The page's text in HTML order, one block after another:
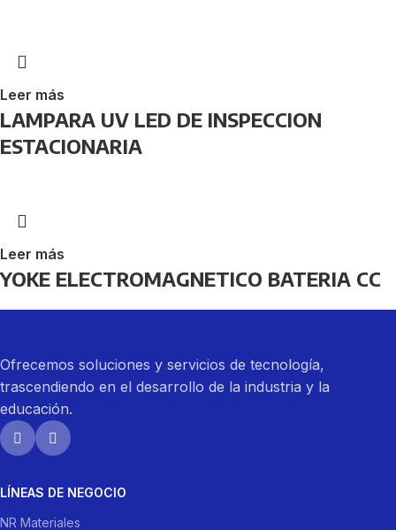
Leer más
LAMPARA UV LED DE INSPECCION
ESTACIONARIA
Leer más
YOKE ELECTROMAGNETICO BATERIA CC
Ofrecemos soluciones y servicios de tecnología,
trascendiendo en el desarrollo de la industria y la
educación.
LÍNEAS DE NEGOCIO
NR Materiales